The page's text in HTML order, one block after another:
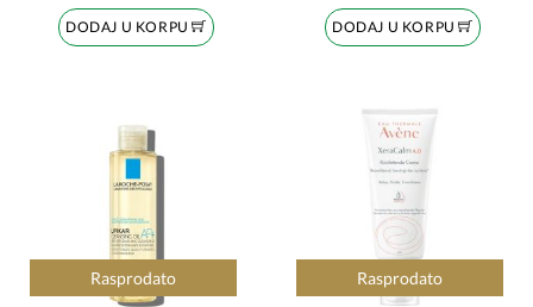
DODAJ U KORPU DODAJ U KORPU
Rasprodato Rasprodato